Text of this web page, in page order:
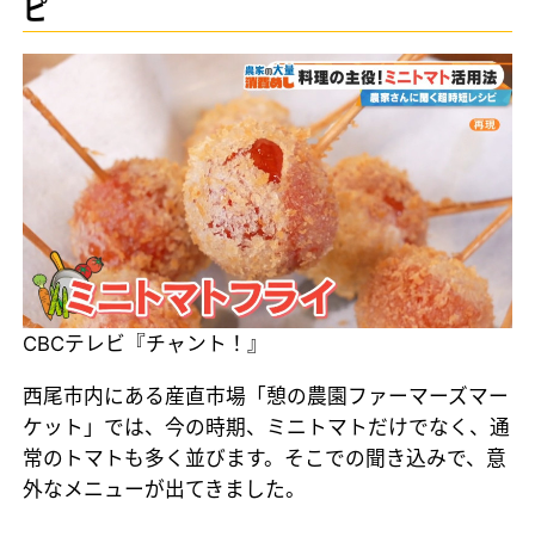
ピ
CBCテレビ『チャント！』
西尾市内にある産直市場「憩の農園ファーマーズマー
ケット」では、今の時期、ミニトマトだけでなく、通
常のトマトも多く並びます。そこでの聞き込みで、意
外なメニューが出てきました。